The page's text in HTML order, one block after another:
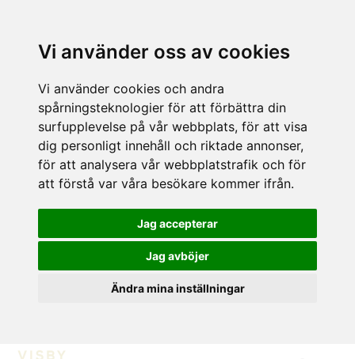
Vi använder oss av cookies
Vi använder cookies och andra
spårningsteknologier för att förbättra din
surfupplevelse på vår webbplats, för att visa
dig personligt innehåll och riktade annonser,
för att analysera vår webbplatstrafik och för
att förstå var våra besökare kommer ifrån.
Jag accepterar
Jag avböjer
Ändra mina inställningar